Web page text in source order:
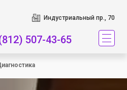
Индустриальный пр., 70
507-43-65